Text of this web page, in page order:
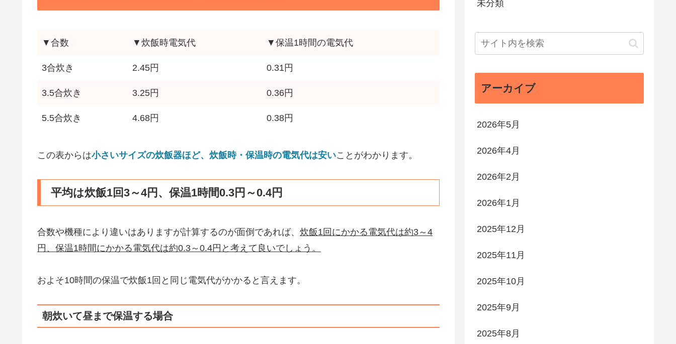
▼合数 ▼炊飯時電気代 ▼保温1時間の電気代
3合炊き 2.45円 0.31円
3.5合炊き 3.25円 0.36円
5.5合炊き 4.68円 0.38円
この表からは小さいサイズの炊飯器ほど、炊飯時・保温時の電気代は安いことがわかります。
平均は炊飯1回3～4円、保温1時間0.3円～0.4円
合数や機種により違いはありますが計算するのが面倒であれば、 炊飯1回にかかる電気代は約3～4
円、保温1時間にかかる電気代は約0.3～0.4円と考えて良いでしょう。
およそ10時間の保温で炊飯1回と同じ電気代がかかると言えます。
朝炊いて昼まで保温する場合
未分類
アーカイブ
2026年5月
2026年4月
2026年2月
2026年1月
2025年12月
2025年11月
2025年10月
2025年9月
2025年8月